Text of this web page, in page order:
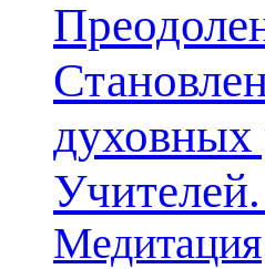
духовных
Медитация